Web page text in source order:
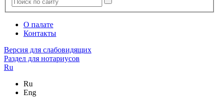
О палате
Контакты
Версия для слабовидящих
Раздел для нотариусов
Ru
Ru
Eng